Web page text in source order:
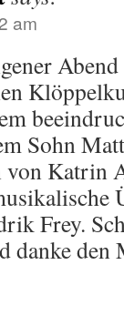
am
Sohn
von Katrin
Frey.
danke